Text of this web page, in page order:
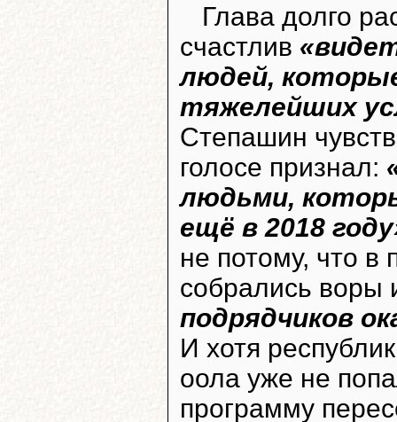
Глава долго
счастлив
людей,
тяжелейших
Степашин
голосе признал:
людьми,
ещё в 2018
не потому, что в
собрались воры
подрядчиков
И хотя
оола уже не
программу